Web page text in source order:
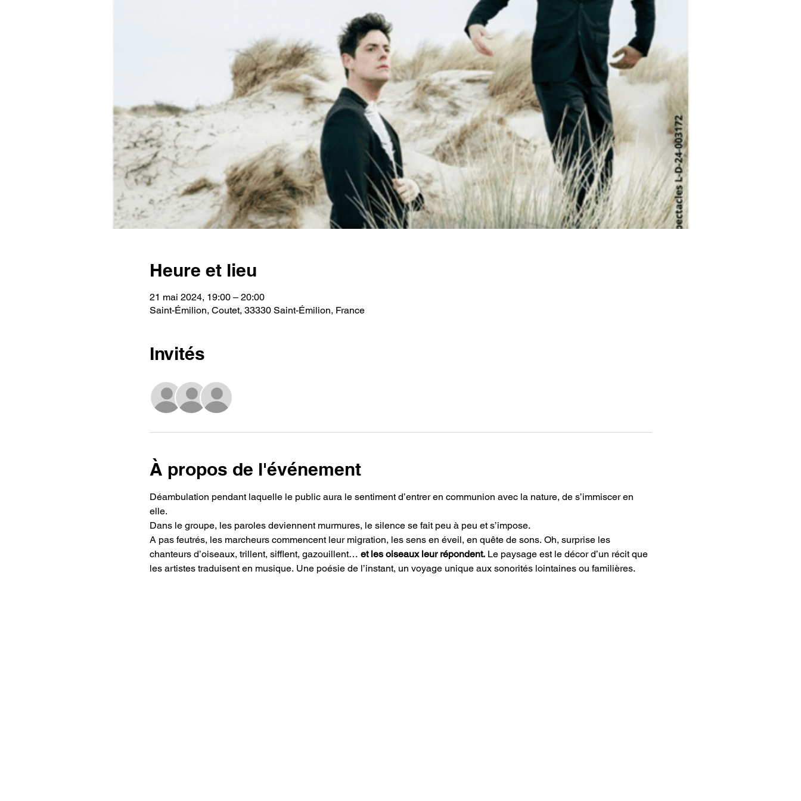
Heure et lieu
21 mai 2024, 19:00 – 20:00
Saint-Émilion, Coutet, 33330 Saint-Émilion, France
Invités
À propos de l'événement
Déambulation pendant laquelle le public aura le sentiment d’entrer en communion avec la nature, de s’immiscer en
elle.
Dans le groupe, les paroles deviennent murmures, le silence se fait peu à peu et s’impose.
A pas feutrés, les marcheurs commencent leur migration, les sens en éveil, en quête de sons. Oh, surprise les
chanteurs d’oiseaux, trillent, sifflent, gazouillent… et les oiseaux leur répondent. Le paysage est le décor d’un récit que
les artistes traduisent en musique. Une poésie de l’instant, un voyage unique aux sonorités lointaines ou familières.